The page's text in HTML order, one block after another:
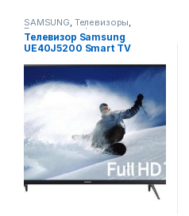
SAMSUNG, Телевизоры,
Телевизоры, фото-видео и
аудио
Телевизор Samsung
UE40J5200 Smart TV